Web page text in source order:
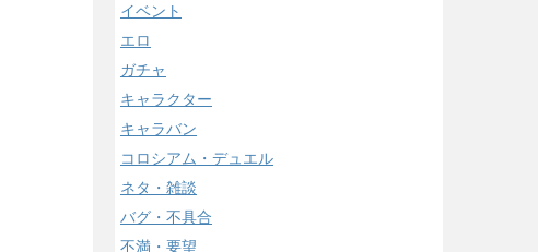
イベント
エロ
ガチャ
キャラクター
キャラバン
コロシアム・デュエル
ネタ・雑談
バグ・不具合
不満・要望